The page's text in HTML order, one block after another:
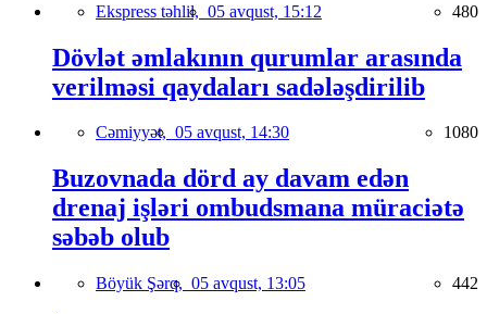
Ekspress təhlil, 05 avqust, 15:12 480
Dövlət əmlakının qurumlar arasında
verilməsi qaydaları sadələşdirilib
Cəmiyyət, 05 avqust, 14:30 1080
Buzovnada dörd ay davam edən
drenaj işləri ombudsmana müraciətə
səbəb olub
Böyük Şərq, 05 avqust, 13:05 442